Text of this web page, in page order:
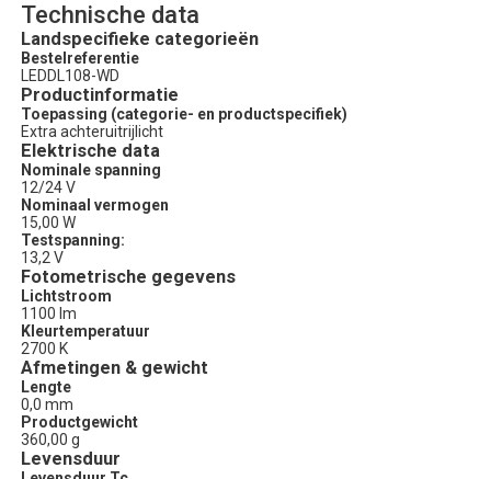
Technische data
Landspecifieke categorieën
Bestelreferentie
LEDDL108-WD
Productinformatie
Toepassing (categorie- en productspecifiek)
Extra achteruitrijlicht
Elektrische data
Nominale spanning
12/24 V
Nominaal vermogen
15,00 W
Testspanning:
13,2 V
Fotometrische gegevens
Lichtstroom
1100 lm
Kleurtemperatuur
2700 K
Afmetingen & gewicht
Lengte
0,0 mm
Productgewicht
360,00 g
Levensduur